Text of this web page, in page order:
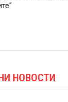
НОВОСТИ